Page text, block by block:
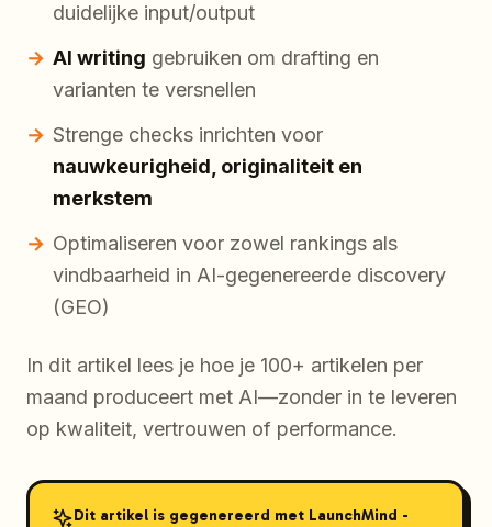
duidelijke input/output
AI writing gebruiken om drafting en
varianten te versnellen
Strenge checks inrichten voor
nauwkeurigheid, originaliteit en
merkstem
Optimaliseren voor zowel rankings als
vindbaarheid in AI-gegenereerde discovery
(GEO)
In dit artikel lees je hoe je 100+ artikelen per
maand produceert met AI—zonder in te leveren
op kwaliteit, vertrouwen of performance.
Dit artikel is gegenereerd met LaunchMind -